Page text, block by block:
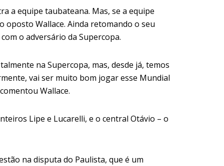
a equipe taubateana. Mas, se a equipe
Wallace. Ainda retomando o seu
o adversário da Supercopa.
na Supercopa, mas, desde já, temos
vai ser muito bom jogar esse Mundial
Wallace.
Lipe e Lucarelli, e o central Otávio – o
na disputa do Paulista, que é um